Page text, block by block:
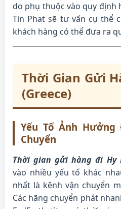
do phụ thuộc vào quy định
Tin Phat sẽ tư vấn cụ thể
khách hàng có thể đưa ra
Thời Gian Gửi
(Greece)
Yếu Tố Ảnh Hưởng
Chuyển
Thời gian gửi hàng đi Hy
vào nhiều yếu tố khác
nhất là kênh vận chuyển
Các hãng chuyển phát